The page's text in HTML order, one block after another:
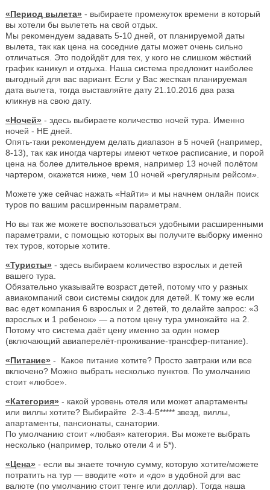
«Период вылета» - выбираете промежуток времени в который
вы хотели бы вылететь на свой отдых.
Мы рекомендуем задавать 5-10 дней, от планируемой даты
вылета, так как цена на соседние даты может очень сильно
отличаться. Это подойдёт для тех, у кого не слишком жёсткий
график каникул и отдыха. Наша система предложит наиболее
выгодный для вас вариант. Если у Вас жесткая планируемая
дата вылета, тогда выставляйте дату 21.10.2016 два раза
кликнув на свою дату.
«Ночей» - здесь выбираете количество ночей тура. Именно
ночей - НЕ дней.
Опять-таки рекомендуем делать диапазон в 5 ночей (например,
8-13), так как иногда чартеры имеют четкое расписание, и порой
цена на более длительное время, например 13 ночей полётом
чартером, окажется ниже, чем 10 ночей «регулярным рейсом».
Можете уже сейчас нажать «Найти» и мы начнем онлайн поиск
туров по вашим расширенным параметрам.
Но вы так же можете воспользоваться удобными расширенными
параметрами, с помощью которых вы получите выборку именно
тех туров, которые хотите.
«Туристы» - здесь выбираем количество взрослых и детей
вашего тура.
Обязательно указывайте возраст детей, потому что у разных
авиакомпаний свои системы скидок для детей. К тому же если
вас едет компания 6 взрослых и 2 детей, то делайте запрос: «3
взрослых и 1 ребенок» — а потом цену тура умножайте на 2.
Потому что система даёт цену именно за один номер
(включающий авиаперелёт-проживание-трансфер-питание).
«Питание» - Какое питание хотите? Просто завтраки или все
включено? Можно выбрать несколько пунктов. По умолчанию
стоит «любое».
«Категория» - какой уровень отеля или может апартаменты
или виллы хотите? Выбирайте 2-3-4-5***** звезд, виллы,
апартаменты, пансионаты, санатории.
По умолчанию стоит «любая» категория. Вы можете выбрать
несколько (например, только отели 4 и 5*).
«Цена» - если вы знаете точную сумму, которую хотите/можете
потратить на тур — вводите «от» и «до» в удобной для вас
валюте (по умолчанию стоит тенге или доллар). Тогда наша